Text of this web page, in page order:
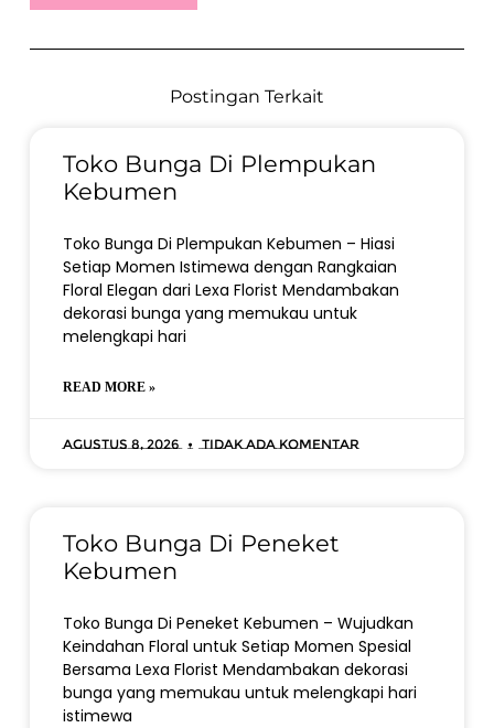
Postingan Terkait
Toko Bunga Di Plempukan
Kebumen
Toko Bunga Di Plempukan Kebumen – Hiasi
Setiap Momen Istimewa dengan Rangkaian
Floral Elegan dari Lexa Florist Mendambakan
dekorasi bunga yang memukau untuk
melengkapi hari
READ MORE »
Agustus 8, 2026 Tidak ada komentar
Toko Bunga Di Peneket
Kebumen
Toko Bunga Di Peneket Kebumen – Wujudkan
Keindahan Floral untuk Setiap Momen Spesial
Bersama Lexa Florist Mendambakan dekorasi
bunga yang memukau untuk melengkapi hari
istimewa